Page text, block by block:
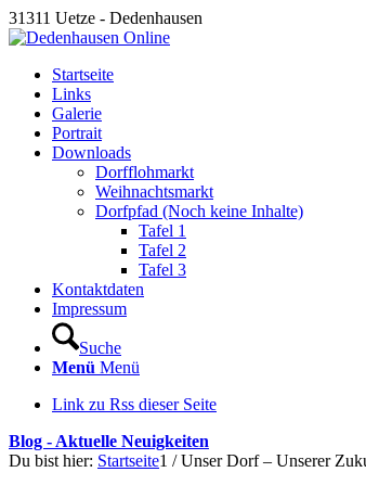
31311 Uetze - Dedenhausen
Startseite
Links
Galerie
Portrait
Downloads
Dorfflohmarkt
Weihnachtsmarkt
Dorfpfad (Noch keine Inhalte)
Tafel 1
Tafel 2
Tafel 3
Kontaktdaten
Impressum
Suche
Menü Menü
Link zu Rss dieser Seite
Blog - Aktuelle Neuigkeiten
Du bist hier: Startseite1 / Unser Dorf – Unserer